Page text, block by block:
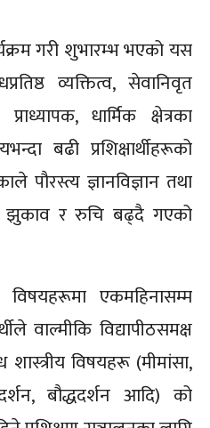
गरी शुभारम्भ भएको यस
व्यक्तित्व, सेवानिवृत
धार्मिक क्षेत्रका
बढी प्रशिक्षार्थीहरूको
पौरस्त्य ज्ञानविज्ञान तथा
झुकाव र रुचि बढ्दै गएको
एकमहिनासम्म
‍वाल्मीकि विद्यापीठसमक्ष
विषयहरू (मीमांसा,
बौद्धदर्शन आदि) को